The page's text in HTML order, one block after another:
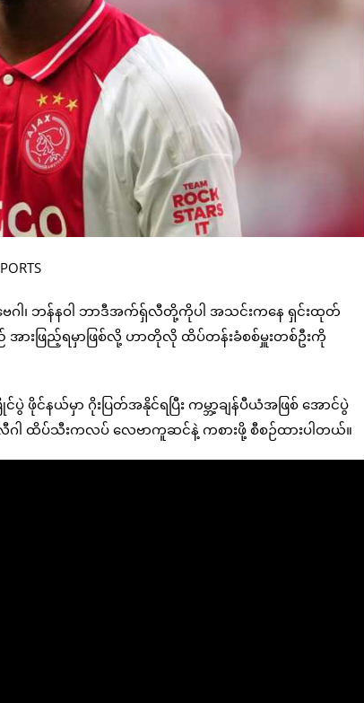
ေဂါ၊ ဘန်နဝါ ဘာဒီအက်ရှ်လီတို့ကိုပါ အသင်းကနေ ရှင်းထုတ်
ည် အားဖြည့်ရမှာဖြစ်လို့ ဟာတိုလို ထိပ်တန်းခံစစ်မှူးတစ်ဦးကို
င်နယ်မှာ ဂိုးပြတ်အနိုင်ရပြီး ကမ္ဘာ့ချန်ပီယံအဖြစ် အောင်ပွဲ
ဂါ ထိပ်သီးကလပ် လေဗာကူဆင်နဲ့ ကစားဖို့ စီစဉ်ထားပါတယ်။